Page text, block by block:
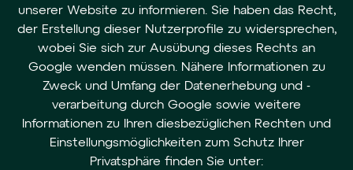
unserer Website zu informieren. Sie haben das Recht,
der Erstellung dieser Nutzerprofile zu widersprechen,
wobei Sie sich zur Ausübung dieses Rechts an
Google wenden müssen. Nähere Informationen zu
Zweck und Umfang der Datenerhebung und -
verarbeitung durch Google sowie weitere
Informationen zu Ihren diesbezüglichen Rechten und
Einstellungsmöglichkeiten zum Schutz Ihrer
Privatsphäre finden Sie unter: